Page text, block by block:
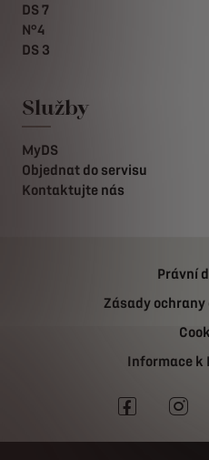
DS 7
N°4
DS 3
Služby
MyDS
Objednat do servisu
Kontaktujte nás
Právní
Zásady
Informace k